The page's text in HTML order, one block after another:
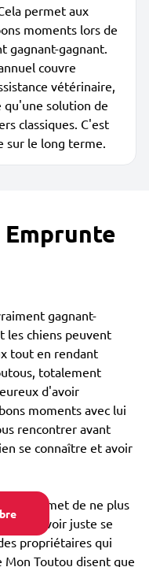
permet aux
moments lors de
gagnant-gagnant.
couvre
vétérinaire,
qu'une solution de
classiques. C'est
sur le long terme.
gagnant-
les chiens peuvent
tout en rendant
totalement
d'avoir
moments avec lui
rencontrer avant
se connaître et avoir
permet de ne plus
et pouvoir juste se
propriétaires qui
Toutou disent que